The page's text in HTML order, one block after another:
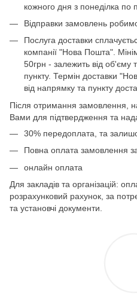
кожного дня з понеділка по
Відправки замовлень
Послуга доставки
компанії "Нова Пошта".
50грн - залежить від об'єму
пункту. Термін доставки
від напрямку та пункту
Після отримання замовлення,
Вами для підтвердження та
30% передоплата, та
Повна оплата замовлення
онлайн оплата
Для закладів та організацій:
розрахунковий рахунок, за
та установчі документи.